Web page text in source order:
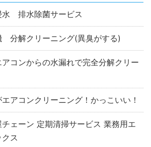
水 排水除菌サービス
分解クリーニング(異臭がする)
コンからの水漏れで完全分解クリー
アコンクリーニング！かっこいい！
ェーン 定期清掃サービス 業務用エ
ス